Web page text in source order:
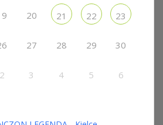
20 21 22 23
27 28 29 30
2 3 4 5 6